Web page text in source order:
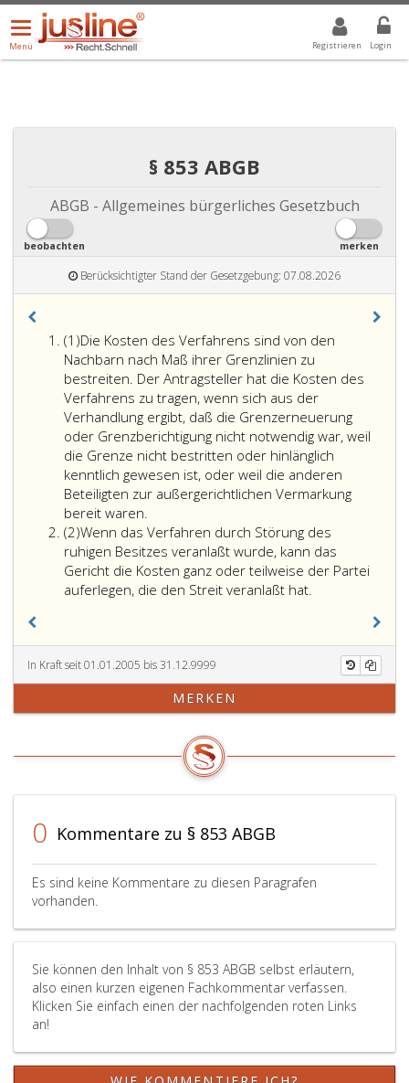
Registrieren Login
Menü
öffnen/schließen
Menü
ALLE DROPDOWN: GEWÄHLTER WERT IST ALLE
§ 853 ABGB
ABGB - Allgemeines bürgerliches Gesetzbuch
beobachten merken
Berücksichtigter Stand der Gesetzgebung: 07.08.2026
(1)Absatz
eins
Die Kosten des Verfahrens sind von den
Nachbarn nach Maß ihrer Grenzlinien zu
bestreiten. Der Antragsteller hat die Kosten des
Verfahrens zu tragen, wenn sich aus der
Verhandlung ergibt, daß die Grenzerneuerung
oder Grenzberichtigung nicht notwendig war, weil
die Grenze nicht bestritten oder hinlänglich
kenntlich gewesen ist, oder weil die anderen
Beteiligten zur außergerichtlichen Vermarkung
bereit waren.
(2)Absatz
2
Wenn das Verfahren durch Störung des
ruhigen Besitzes veranlaßt wurde, kann das
Gericht die Kosten ganz oder teilweise der Partei
auferlegen, die den Streit veranlaßt hat.
In Kraft seit 01.01.2005 bis 31.12.9999
MERKEN
0 Kommentare zu § 853 ABGB
Es sind keine Kommentare zu diesen Paragrafen
vorhanden.
Sie können den Inhalt von § 853 ABGB selbst erläutern,
also einen kurzen eigenen Fachkommentar verfassen.
Klicken Sie einfach einen der nachfolgenden roten Links
an!